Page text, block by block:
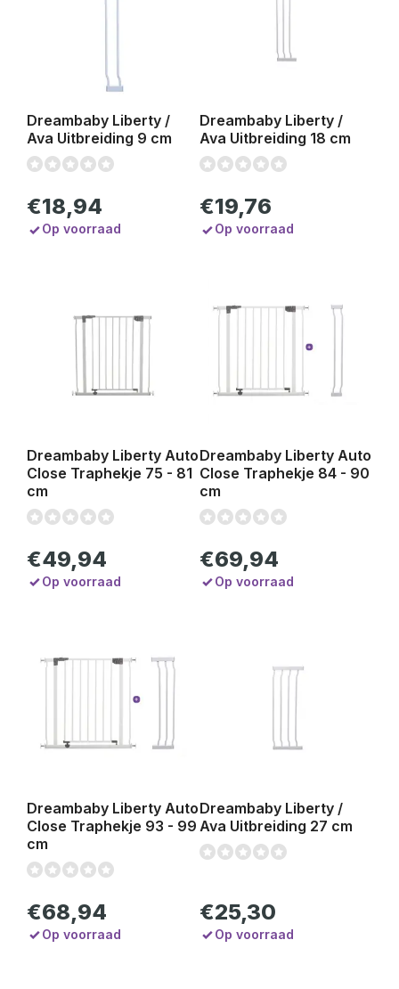
Dreambaby Liberty /
Ava Uitbreiding 9 cm
€18,94
Op voorraad
Dreambaby Liberty /
Ava Uitbreiding 18 cm
€19,76
Op voorraad
Dreambaby Liberty Auto
Close Traphekje 75 - 81
cm
€49,94
Op voorraad
Dreambaby Liberty Auto
Close Traphekje 84 - 90
cm
€69,94
Op voorraad
Dreambaby Liberty Auto
Close Traphekje 93 - 99
cm
€68,94
Op voorraad
Dreambaby Liberty /
Ava Uitbreiding 27 cm
€25,30
Op voorraad